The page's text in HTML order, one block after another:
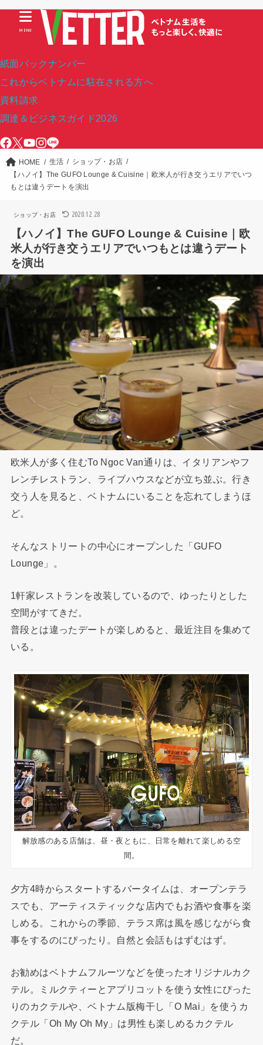
紙面バックナンバー
これからベトナムに駐在される方へ
資料請求
調達＆ビジネスガイド2026
MENU
HOME 生活
ショップ・お店
【ハノイ】The GUFO Lounge & Cuisine｜欧米人が行き交うエリアでいつ
もとは違うデートを演出
ショップ・お店 2020.12.28
【ハノイ】The GUFO Lounge & Cuisine｜欧
米人が行き交うエリアでいつもとは違うデート
を演出
欧米人が多く住むTo Ngoc Van通りは、イタリアンやフ
レンチレストラン、ライブハウスなどが立ち並ぶ。行き
交う人を見ると、ベトナムにいることを忘れてしまうほ
ど。
そんなストリートの中心にオープンした「GUFO
Lounge」。
1軒家レストランを改装しているので、ゆったりとした
空間がすてきだ。
普段とは違ったデートが楽しめると、最近注目を集めて
いる。
解放感のある店舗は、昼・夜ともに、日常を離れて楽しめる空
間。
夕方4時からスタートするバータイムは、オープンテラ
スでも、アーティスティックな店内でもお酒や食事を楽
しめる。これからの季節、テラス席は風を感じながら食
事をするのにぴったり。自然と会話もはずむはず。
お勧めはベトナムフルーツなどを使ったオリジナルカク
テル。ミルクティーとアプリコットを使う女性にぴった
りのカクテルや、ベトナム版梅干し「O Mai」を使うカ
クテル「Oh My Oh My」は男性も楽しめるカクテル
だ。